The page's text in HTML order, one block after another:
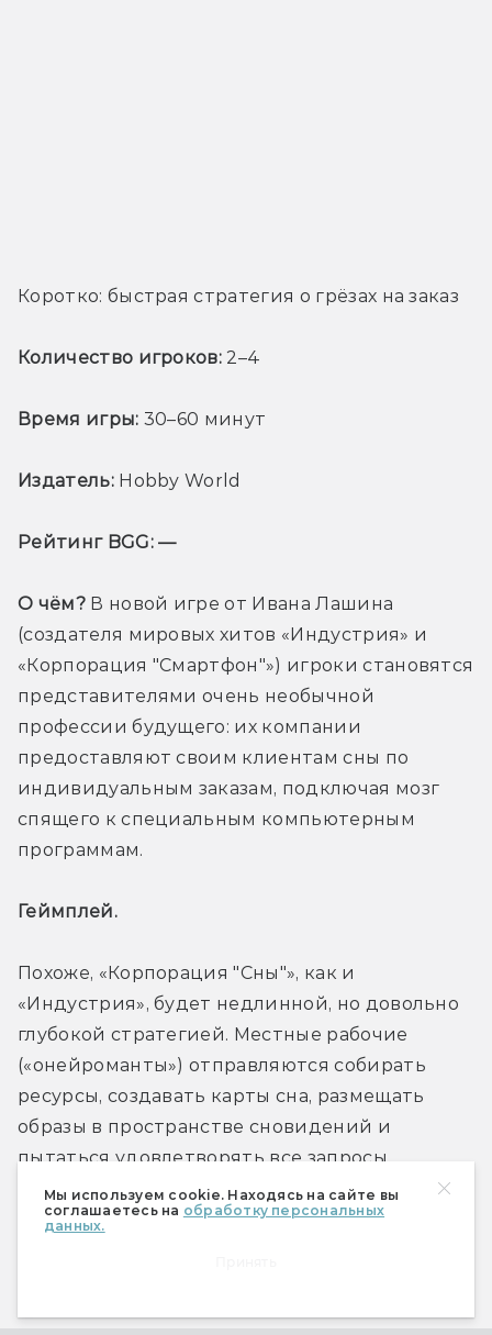
Мы используем cookie. Находясь на сайте вы
соглашаетесь на обработку персональных
данных.
Коротко: быстрая стратегия о грёзах на заказ
Количество игроков: 2–4
Время игры: 30–60 минут
Издатель: Hobby World
Рейтинг BGG: —
О чём? В новой игре от Ивана Лашина
(создателя мировых хитов «Индустрия» и
«Корпорация "Смартфон"») игроки становятся
представителями очень необычной
профессии будущего: их компании
предоставляют своим клиентам сны по
индивидуальным заказам, подключая мозг
спящего к специальным компьютерным
программам.
Геймплей.
Похоже, «Корпорация "Сны"», как и
«Индустрия», будет недлинной, но довольно
глубокой стратегией. Местные рабочие
(«онейроманты») отправляются собирать
ресурсы, создавать карты сна, размещать
образы в пространстве сновидений и
пытаться удовлетворять все запросы
капризных клиентов. Партия завершается,
когда один из игроков выкладывает